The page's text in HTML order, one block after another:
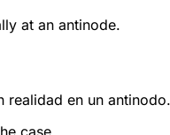
at an antinode.
realidad en un antinodo.